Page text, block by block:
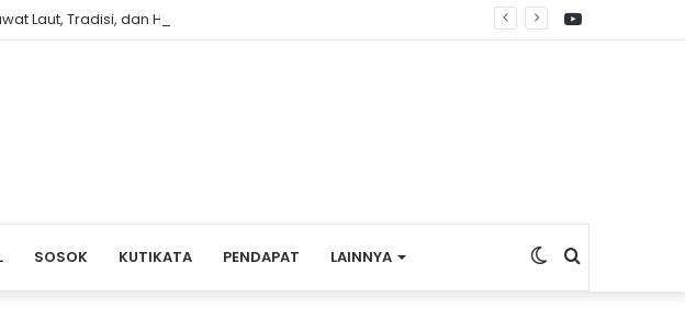
Laut, Tradisi, dan Harapan Wisata Budaya
SOSOK KUTIKATA PENDAPAT LAINNYA Search
Switch